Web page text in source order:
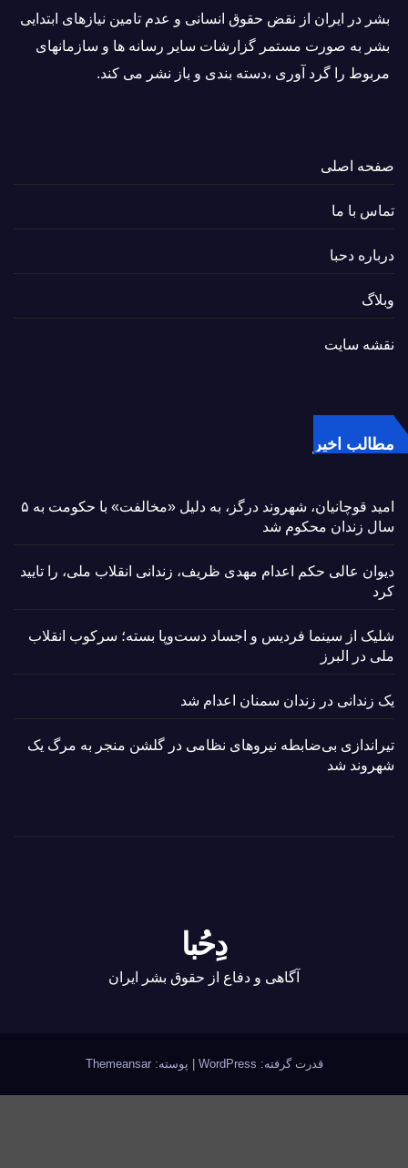
بشر در ایران از نقض حقوق انسانی و عدم تامین نیازهای ابتدایی
بشر به صورت مستمر گزارشات سایر رسانه ها و سازمانهای
مربوط را گرد آوری ،دسته بندی و باز نشر می كند.
صفحه اصلی
تماس با ما
درباره دحبا
وبلاگ
نقشه سایت
مطالب اخیر
امید قوچانیان، شهروند درگز، به دلیل «مخالفت» با حکومت به ۵
سال زندان محکوم شد
دیوان عالی حکم اعدام مهدی ظریف، زندانی انقلاب ملی، را تایید
کرد
شلیک از سینما فردیس و اجساد دست‌وپا بسته؛ سرکوب انقلاب
ملی در البرز
یک زندانی در زندان سمنان اعدام شد
تیراندازی بی‌ضابطه نیروهای نظامی در گلشن منجر به مرگ یک
شهروند شد
دِحُبا
آگاهی و دفاع از حقوق بشر ایران
قدرت گرفته: WordPress |پوسته:Themeansar